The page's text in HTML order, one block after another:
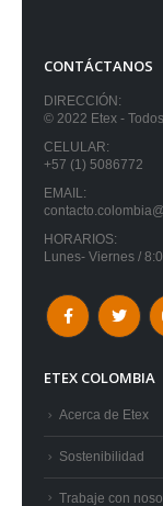
CONTÁCTANOS
DIRECCIÓN:
© 2022 Etex -
CELULAR:
+57 (1) 5086772
EMAIL:
HORARIOS:
Lunes- Viernes /
ETEX COLOMBIA
Acerca de Etex
Sostenibilidad
Trabaje con